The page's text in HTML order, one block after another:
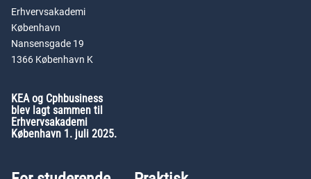
Erhvervsakademi
København
Nansensgade 19
1366 København K
KEA og Cphbusiness
blev lagt sammen til
Erhvervsakademi
København 1. juli 2025.